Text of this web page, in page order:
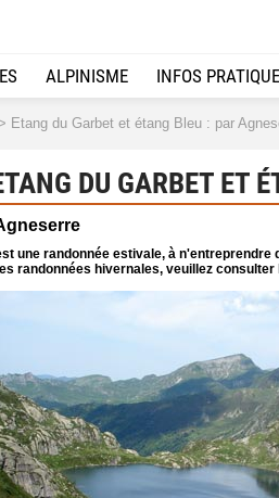
ALPINISME INFOS
Etang du Garbet et étang Bleu : par
DU GARBET ET
une randonnée estivale, à n'entreprendre
randonnées hivernales, veuillez consulter